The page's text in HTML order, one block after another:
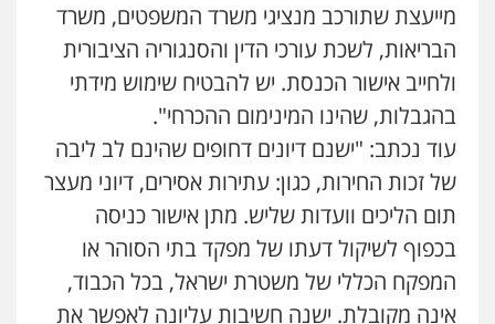
מייעצת שתורכב מנציגי משרד המשפטים, משרד
הבריאות, לשכת עורכי הדין והסנגוריה הציבורית
ולחייב אישור הכנסת. יש להבטיח שימוש מידתי
בהגבלות, שהינו המינימום ההכרחי".
עוד נכתב: "ישנם דיונים דחופים שהינם לב ליבה
של זכות החירות, כגון: עתירות אסירים, דיוני מעצר
תום הליכים וועדות שליש. מתן אישור כניסה
בכפוף לשיקול דעתו של מפקד בתי הסוהר או
המפקח הכללי של משטרת ישראל, בכל הכבוד,
אינה מקובלת. ישנה חשיבות עליונה לאפשר את